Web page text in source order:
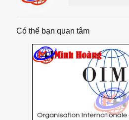
Có thể bạn quan tâm